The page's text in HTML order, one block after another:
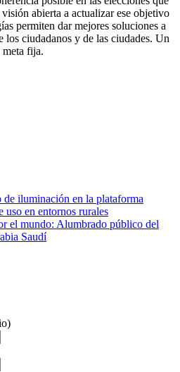
abierta a actualizar ese objetivo
permiten dar mejores soluciones a
los ciudadanos y de las ciudades. Un
meta fija.
iluminación en la plataforma
en entornos rurales
el mundo: Alumbrado público del
Saudí